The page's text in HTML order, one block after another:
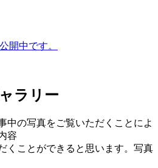
開中です。
ラリー
中の写真をご覧いただくことによ
容
くことができると思います。写真